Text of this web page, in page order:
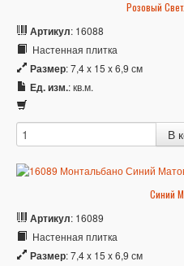
Розовый
Артикул: 16088
Настенная плитка
Размер: 7,4 x 15 x 6,9 см
Ед. изм.: кв.м.
Синий
Артикул: 16089
Настенная плитка
Размер: 7,4 x 15 x 6,9 см